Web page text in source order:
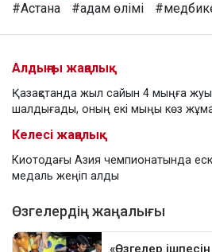
#Астана #адам өлімі
Алдыңғы жаңалық
Қазақстанда жыл сайын 4 мыңға
шалдығады, оның екі мыңы көз
Келесі жаңалық
Киотодағы Азия чемпионатында
медаль жеңіп алды